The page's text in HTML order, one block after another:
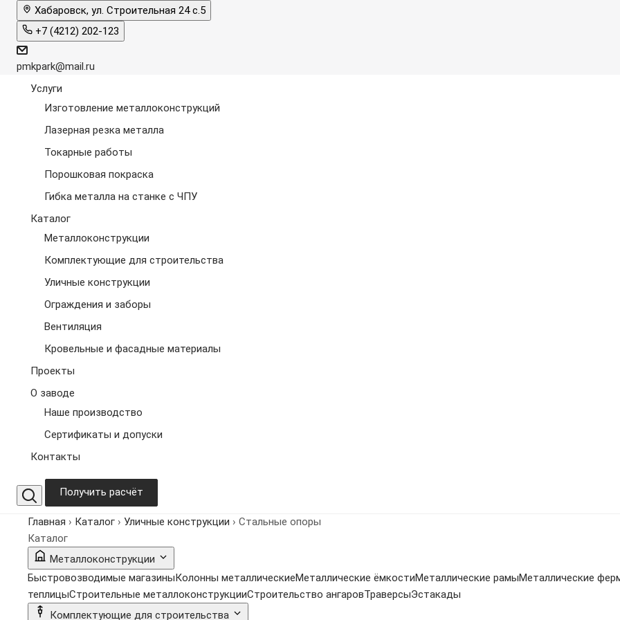
Хабаровск, ул. Строительная 24 с.5
+7 (4212) 202-123
pmkpark@mail.ru
Услуги
Изготовление металлоконструкций
Лазерная резка металла
Токарные работы
Порошковая покраска
Гибка металла на станке с ЧПУ
Каталог
Металлоконструкции
Комплектующие для строительства
Уличные конструкции
Ограждения и заборы
Вентиляция
Кровельные и фасадные материалы
Проекты
О заводе
Наше производство
Сертификаты и допуски
Контакты
Получить расчёт
Главная › Каталог › Уличные конструкции › Стальные опоры
Каталог
Металлоконструкции
Быстровозводимые магазиныКолонны металлическиеМеталлические ёмкостиМеталлические рамыМеталлические
теплицыСтроительные металлоконструкцииСтроительство ангаровТраверсыЭстакады
Комплектующие для строительства